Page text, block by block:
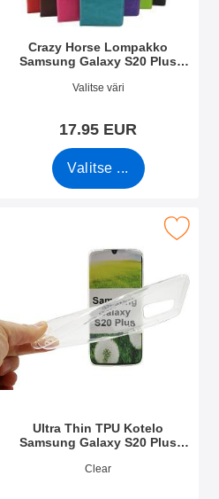
Crazy Horse Lompakko
Samsung Galaxy S20 Plus
Tuote.nro 34754
Valitse väri
17.95 EUR
Valitse ...
Galaxy S20 Plus (G986B)
Ultra Thin TPU Kotelo
Samsung Galaxy S20 Plus
Tuote.nro 34872
Clear
Thin TPU Kotelo Samsung